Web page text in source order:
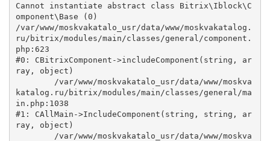
Cannot instantiate abstract class Bitrix\Iblock\C
omponent\Base (0)
/var/www/moskvakatalo_usr/data/www/moskvakatalog.
ru/bitrix/modules/main/classes/general/component.
php:623
#0: CBitrixComponent->includeComponent(string, ar
ray, object)
katalog.ru/bitrix/modules/main/classes/general/ma
in.php:1038
#1: CAllMain->IncludeComponent(string, string, ar
ray, object)